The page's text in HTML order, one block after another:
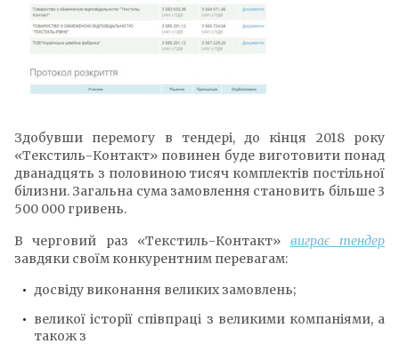
Здобувши перемогу в тендері, до кінця 2018 року
«Текстиль-Контакт» повинен буде виготовити понад
дванадцять з половиною тисяч комплектів постільної
білизни. Загальна сума замовлення становить більше 3
500 000 гривень.
В черговий раз «Текстиль-Контакт» виграє тендер
завдяки своїм конкурентним перевагам:
досвіду виконання великих замовлень;
великої історії співпраці з великими компаніями, а
також з